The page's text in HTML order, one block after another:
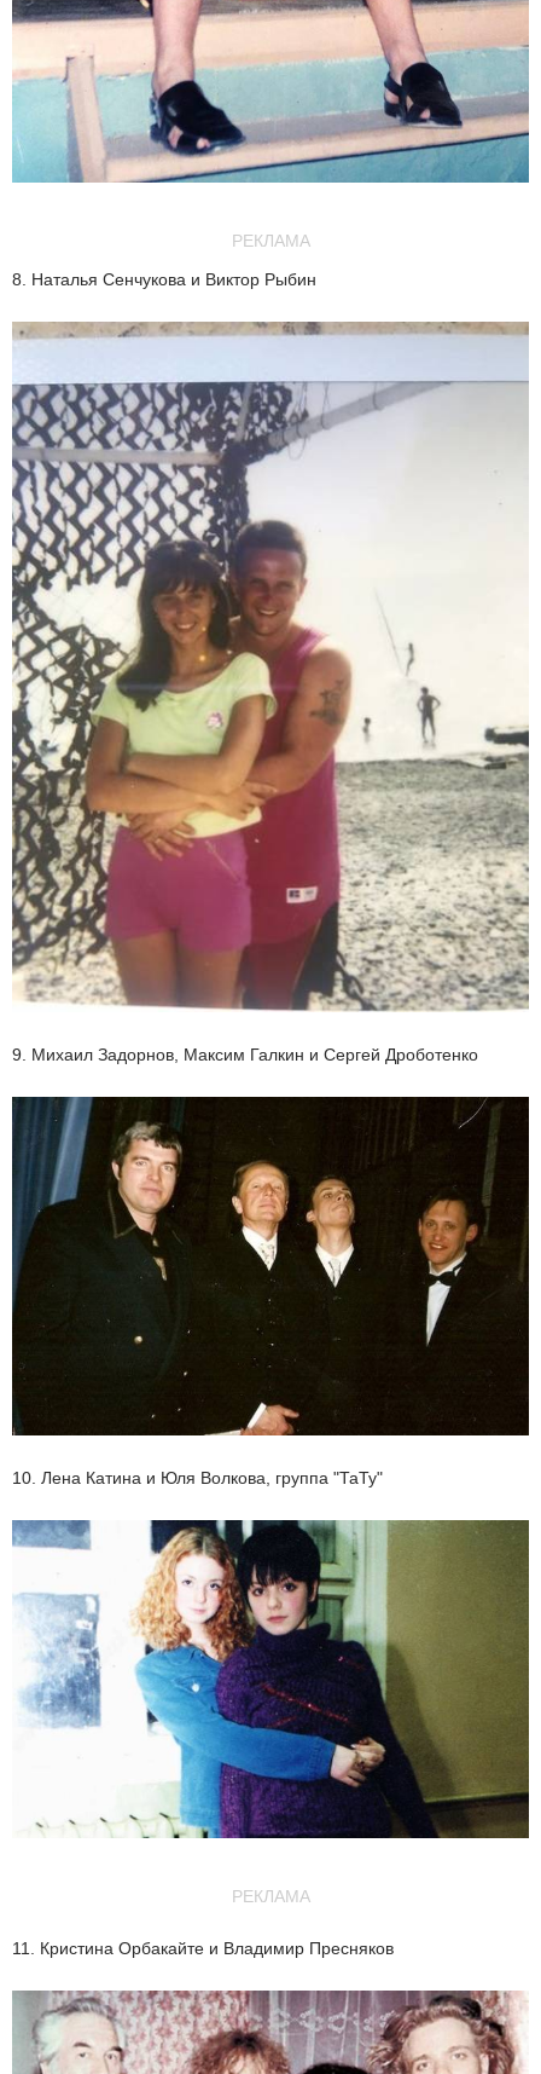
РЕКЛАМА
8. Наталья Сенчукова и Виктор Рыбин
9. Михаил Задорнов, Максим Галкин и Сергей Дроботенко
10. Лена Катина и Юля Волкова, группа "ТаТу"
РЕКЛАМА
11. Кристина Орбакайте и Владимир Пресняков